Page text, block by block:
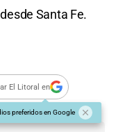
Santa Fe.
El Litoral en
preferidos en Google